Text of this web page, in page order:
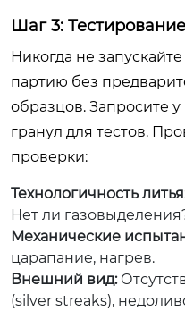
Шаг 3:
Никогда не
партию без
образцов. Запросите
гранул для тестов.
проверки:
Технологичность
Нет ли
Механические
царапание, нагрев.
Внешний вид:
(silver streaks),